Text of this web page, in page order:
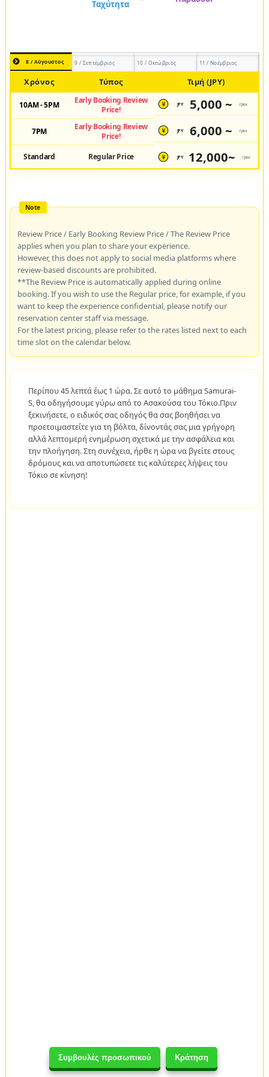
Συμβουλές προσωπικού Κράτηση
8 / Αύγουστος 9 / Σεπτέμβριος 10 / Οκτώβριος 11 / Νοέμβριος
Χρόνος Τύπος Τιμή (JPY)
10AM - 5PM
Early Booking Review
Price!
¥ JPY 5,000 ~ /pax
7PM
Early Booking Review
Price!
¥ JPY 6,000 ~ /pax
Standard Regular Price ¥ JPY 12,000~ /pax
Review Price / Early Booking Review Price / The Review Price
applies when you plan to share your experience.
However, this does not apply to social media platforms where
review-based discounts are prohibited.
**The Review Price is automatically applied during online
booking. If you wish to use the Regular price, for example, if you
want to keep the experience confidential, please notify our
reservation center staff via message.
For the latest pricing, please refer to the rates listed next to each
time slot on the calendar below.
Περίπου 45 λεπτά έως 1 ώρα. Σε αυτό το μάθημα Samurai-
S, θα οδηγήσουμε γύρω από το Ασακούσα του Τόκιο.Πριν
ξεκινήσετε, ο ειδικός σας οδηγός θα σας βοηθήσει να
προετοιμαστείτε για τη βόλτα, δίνοντάς σας μια γρήγορη
αλλά λεπτομερή ενημέρωση σχετικά με την ασφάλεια και
την πλοήγηση. Στη συνέχεια, ήρθε η ώρα να βγείτε στους
δρόμους και να αποτυπώσετε τις καλύτερες λήψεις του
Τόκιο σε κίνηση!